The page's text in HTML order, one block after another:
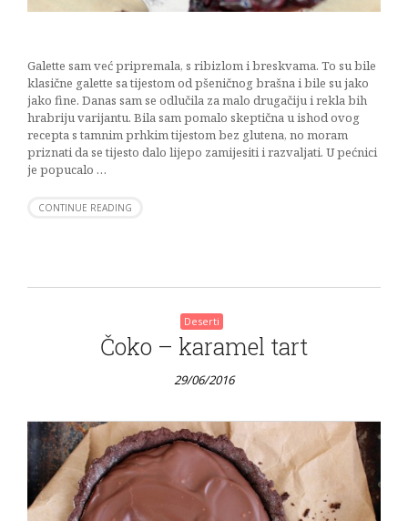
Galette sam već pripremala, s ribizlom i breskvama. To su bile
klasične galette sa tijestom od pšeničnog brašna i bile su jako
jako fine. Danas sam se odlučila za malo drugačiju i rekla bih
hrabriju varijantu. Bila sam pomalo skeptična u ishod ovog
recepta s tamnim prhkim tijestom bez glutena, no moram
priznati da se tijesto dalo lijepo zamijesiti i razvaljati. U pećnici
je popucalo …
CONTINUE READING
Deserti
Čoko – karamel tart
29/06/2016